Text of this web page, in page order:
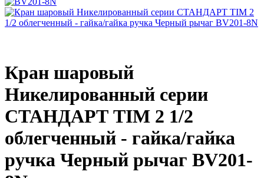
Кран шаровый
Никелированный серии
СТАНДАРТ TIM 2 1/2
облегченный - гайка/гайка
ручка Черный рычаг BV201-